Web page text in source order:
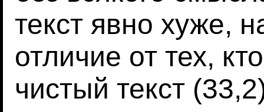
текст явно хуже,
отличие от тех,
чистый текст